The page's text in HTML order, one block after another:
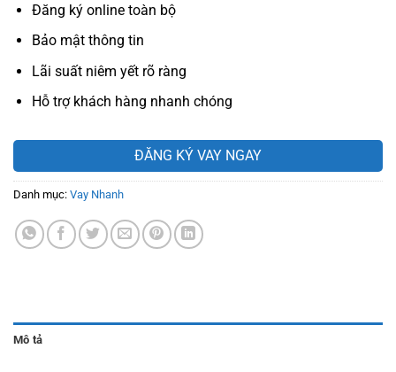
Đăng ký online toàn bộ
Bảo mật thông tin
Lãi suất niêm yết rõ ràng
Hỗ trợ khách hàng nhanh chóng
ĐĂNG KÝ VAY NGAY
Danh mục: Vay Nhanh
Mô tả